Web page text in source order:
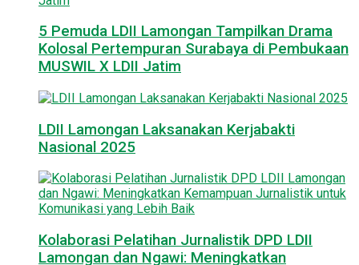
5 Pemuda LDII Lamongan Tampilkan Drama
Kolosal Pertempuran Surabaya di Pembukaan
MUSWIL X LDII Jatim
LDII Lamongan Laksanakan Kerjabakti
Nasional 2025
Kolaborasi Pelatihan Jurnalistik DPD LDII
Lamongan dan Ngawi: Meningkatkan